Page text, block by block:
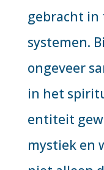
gebracht in
systemen.
ongeveer
in het
entiteit
mystiek en